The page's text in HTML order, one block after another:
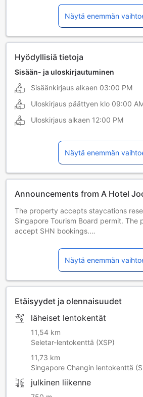
kiina (mandariini) korea
malaiji
Näytä enemmän
Hyödyllisiä tietoja
Sisään- ja uloskirjautuminen
Sisäänkirjaus alkaen 03:00 PM
Uloskirjaus päättyen klo 09:00
Uloskirjaus alkaen 12:00 PM
Näytä enemmän
Announcements from A Hotel
The property accepts staycations
Singapore Tourism Board permit. The
accept SHN bookings.
be honored due to the property's fixed
Näytä enemmän
Etäisyydet ja olennaisuudet
läheiset lentokentät
11,54 km
Seletar-lentokenttä (XSP)
11,73 km
Singapore Changin lentokenttä
julkinen liikenne